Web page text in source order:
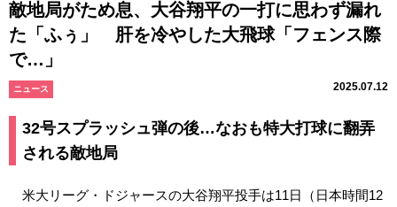
敵地局がため息、大谷翔平の一打に思わず漏れ
た「ふぅ」 肝を冷やした大飛球「フェンス際
で…」
ニュース 2025.07.12
32号スプラッシュ弾の後…なおも特大打球に翻弄
される敵地局
米大リーグ・ドジャースの大谷翔平投手は11日（日本時間12